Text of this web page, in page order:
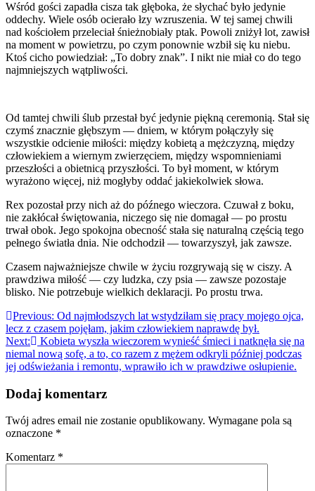
Wśród gości zapadła cisza tak głęboka, że słychać było jedynie
oddechy. Wiele osób ocierało łzy wzruszenia. W tej samej chwili
nad kościołem przeleciał śnieżnobiały ptak. Powoli zniżył lot, zawisł
na moment w powietrzu, po czym ponownie wzbił się ku niebu.
Ktoś cicho powiedział: „To dobry znak”. I nikt nie miał co do tego
najmniejszych wątpliwości.
Od tamtej chwili ślub przestał być jedynie piękną ceremonią. Stał się
czymś znacznie głębszym — dniem, w którym połączyły się
wszystkie odcienie miłości: między kobietą a mężczyzną, między
człowiekiem a wiernym zwierzęciem, między wspomnieniami
przeszłości a obietnicą przyszłości. To był moment, w którym
wyrażono więcej, niż mogłyby oddać jakiekolwiek słowa.
Rex pozostał przy nich aż do późnego wieczora. Czuwał z boku,
nie zakłócał świętowania, niczego się nie domagał — po prostu
trwał obok. Jego spokojna obecność stała się naturalną częścią tego
pełnego światła dnia. Nie odchodził — towarzyszył, jak zawsze.
Czasem najważniejsze chwile w życiu rozgrywają się w ciszy. A
prawdziwa miłość — czy ludzka, czy psia — zawsze pozostaje
blisko. Nie potrzebuje wielkich deklaracji. Po prostu trwa.
Nawigacja
wpisu
Previous: Od najmłodszych lat wstydziłam się pracy mojego ojca,
lecz z czasem pojęłam, jakim człowiekiem naprawdę był.
Next:
Kobieta wyszła wieczorem wynieść śmieci i natknęła się na
niemal nową sofę, a to, co razem z mężem odkryli później podczas
jej odświeżania i remontu, wprawiło ich w prawdziwe osłupienie.
Dodaj komentarz
Twój adres email nie zostanie opublikowany. Wymagane pola są
oznaczone *
Komentarz *